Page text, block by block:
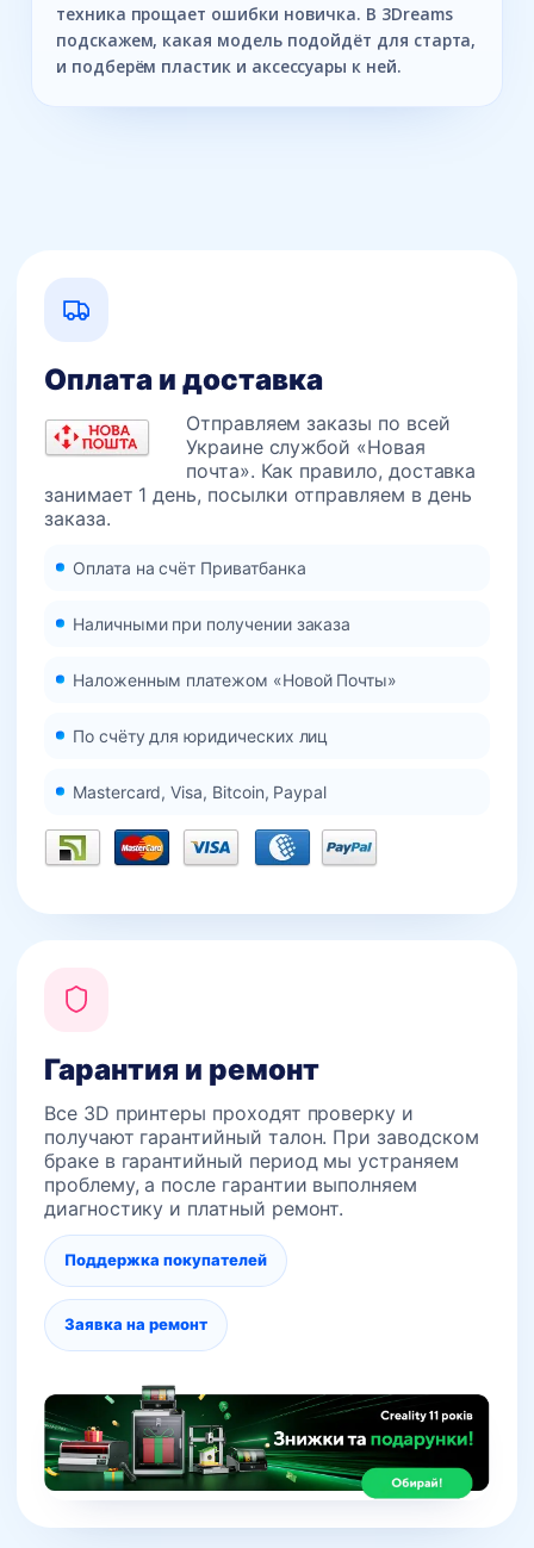
техника прощает ошибки новичка. В 3Dreams
подскажем, какая модель подойдёт для старта,
и подберём пластик и аксессуары к ней.
Оплата и доставка
Отправляем заказы по всей
Украине службой «Новая
почта». Как правило, доставка
занимает 1 день, посылки отправляем в день
заказа.
Оплата на счёт Приватбанка
Наличными при получении заказа
Наложенным платежом «Новой Почты»
По счёту для юридических лиц
Mastercard, Visa, Bitcoin, Paypal
Гарантия и ремонт
Все 3D принтеры проходят проверку и
получают гарантийный талон. При заводском
браке в гарантийный период мы устраняем
проблему, а после гарантии выполняем
диагностику и платный ремонт.
Поддержка покупателей
Заявка на ремонт